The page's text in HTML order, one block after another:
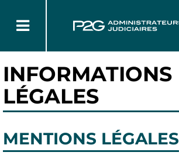
INFORMATIONS
LÉGALES
MENTIONS LÉGALES